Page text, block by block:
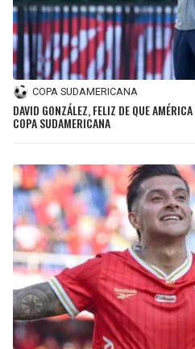
COPA SUDAMERICANA
DAVID GONZÁLEZ, FELIZ DE QUE
COPA SUDAMERICANA